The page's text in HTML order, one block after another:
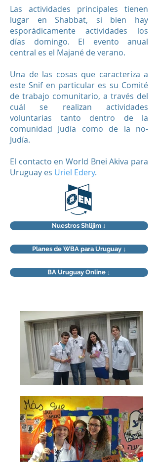
Las actividades principales tienen
lugar en Shabbat, si bien hay
esporádicamente actividades los
días domingo. El evento anual
central es el Majané de verano.
Una de las cosas que caracteriza a
este Snif en particular es su Comité
de trabajo comunitario, a través del
cuál se realizan actividades
voluntarias tanto dentro de la
comunidad Judía como de la no-
Judía.
El contacto en World Bnei Akiva para
Uruguay es Uriel Edery.
Nuestros Shlijim ↓
Planes de WBA para Uruguay ↓
BA Uruguay Online ↓